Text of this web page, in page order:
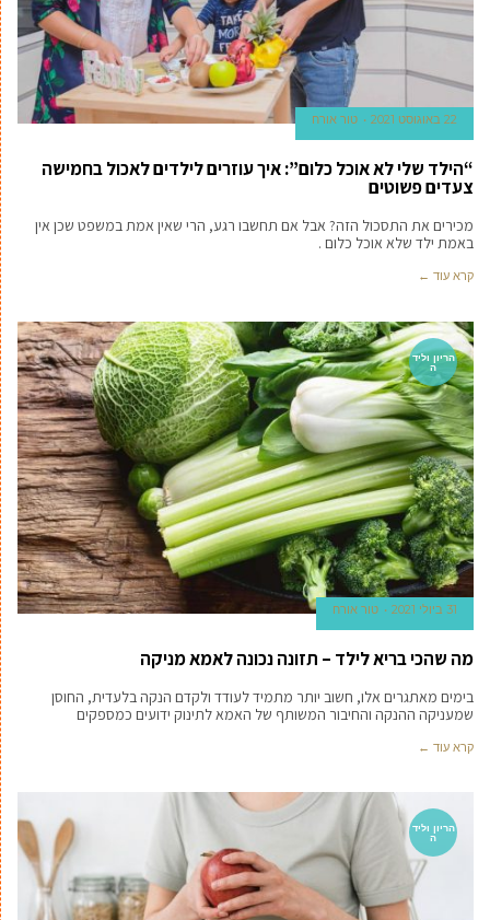
22 באוגוסט 2021 טור אורח
“הילד שלי לא אוכל כלום”: איך עוזרים לילדים לאכול בחמישה
צעדים פשוטים
מכירים את התסכול הזה? אבל אם תחשבו רגע, הרי שאין אמת במשפט שכן אין
באמת ילד שלא אוכל כלום .
קרא עוד ←
הריון וליד
ה
31 ביולי 2021 טור אורח
מה שהכי בריא לילד – תזונה נכונה לאמא מניקה
בימים מאתגרים אלו, חשוב יותר מתמיד לעודד ולקדם הנקה בלעדית, החוסן
שמעניקה ההנקה והחיבור המשותף של האמא לתינוק ידועים כמספקים
קרא עוד ←
הריון וליד
ה